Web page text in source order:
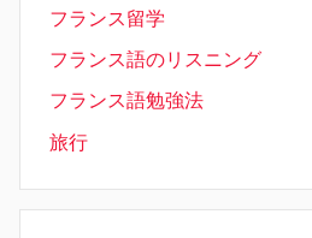
フランス留学
フランス語のリスニング
フランス語勉強法
旅行